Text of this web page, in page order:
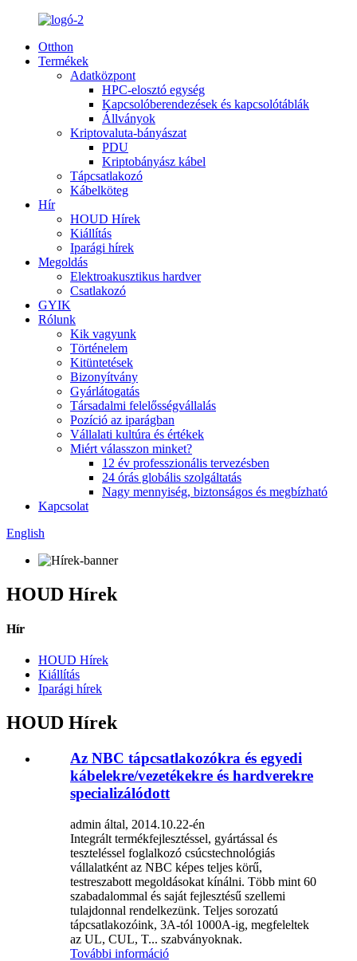
Otthon
Termékek
Adatközpont
HPC-elosztó egység
Kapcsolóberendezések és kapcsolótáblák
Állványok
Kriptovaluta-bányászat
PDU
Kriptobányász kábel
Tápcsatlakozó
Kábelköteg
Hír
HOUD Hírek
Kiállítás
Iparági hírek
Megoldás
Elektroakusztikus hardver
Csatlakozó
GYIK
Rólunk
Kik vagyunk
Történelem
Kitüntetések
Bizonyítvány
Gyárlátogatás
Társadalmi felelősségvállalás
Pozíció az iparágban
Vállalati kultúra és értékek
Miért válasszon minket?
12 év professzionális tervezésben
24 órás globális szolgáltatás
Nagy mennyiség, biztonságos és megbízható
Kapcsolat
English
HOUD Hírek
Hír
HOUD Hírek
Kiállítás
Iparági hírek
HOUD Hírek
Az NBC tápcsatlakozókra és egyedi
kábelekre/vezetékekre és hardverekre
specializálódott
admin által, 2014.10.22-én
Integrált termékfejlesztéssel, gyártással és
teszteléssel foglalkozó csúcstechnológiás
vállalatként az NBC képes teljes körű,
testreszabott megoldásokat kínálni. Több mint 60
szabadalommal és saját fejlesztésű szellemi
tulajdonnal rendelkezünk. Teljes sorozatú
tápcsatlakozóink, 3A-tól 1000A-ig, megfeleltek
az UL, CUL, T... szabványoknak.
További információ